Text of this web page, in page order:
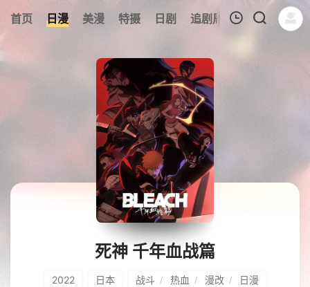
首页 日漫 美漫 特摄 日剧 追剧周表 今日更新
6
暂无观看影片的记录
死神 千年血战篇
2022 日本 战斗 / 热血 / 漫改 / 日漫